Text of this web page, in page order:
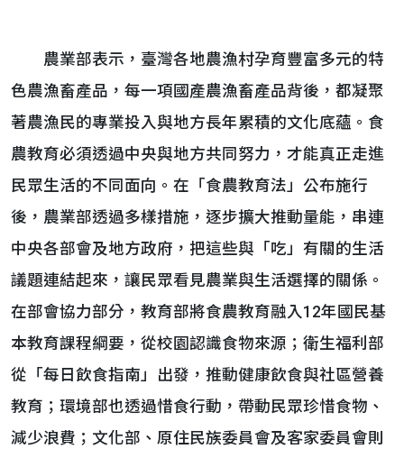
農業部表示，臺灣各地農漁村孕育豐富多元的特
色農漁畜產品，每一項國產農漁畜產品背後，都凝聚
著農漁民的專業投入與地方長年累積的文化底蘊。食
農教育必須透過中央與地方共同努力，才能真正走進
民眾生活的不同面向。在「食農教育法」公布施行
後，農業部透過多樣措施，逐步擴大推動量能，串連
中央各部會及地方政府，把這些與「吃」有關的生活
議題連結起來，讓民眾看見農業與生活選擇的關係。
在部會協力部分，教育部將食農教育融入12年國民基
本教育課程綱要，從校園認識食物來源；衛生福利部
從「每日飲食指南」出發，推動健康飲食與社區營養
教育；環境部也透過惜食行動，帶動民眾珍惜食物、
減少浪費；文化部、原住民族委員會及客家委員會則